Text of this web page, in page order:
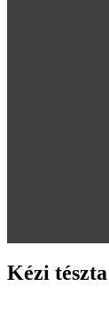
Kézi